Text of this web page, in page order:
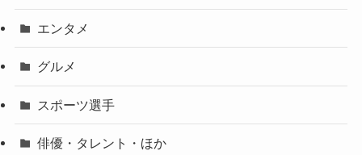
エンタメ
グルメ
スポーツ選手
俳優・タレント・ほか